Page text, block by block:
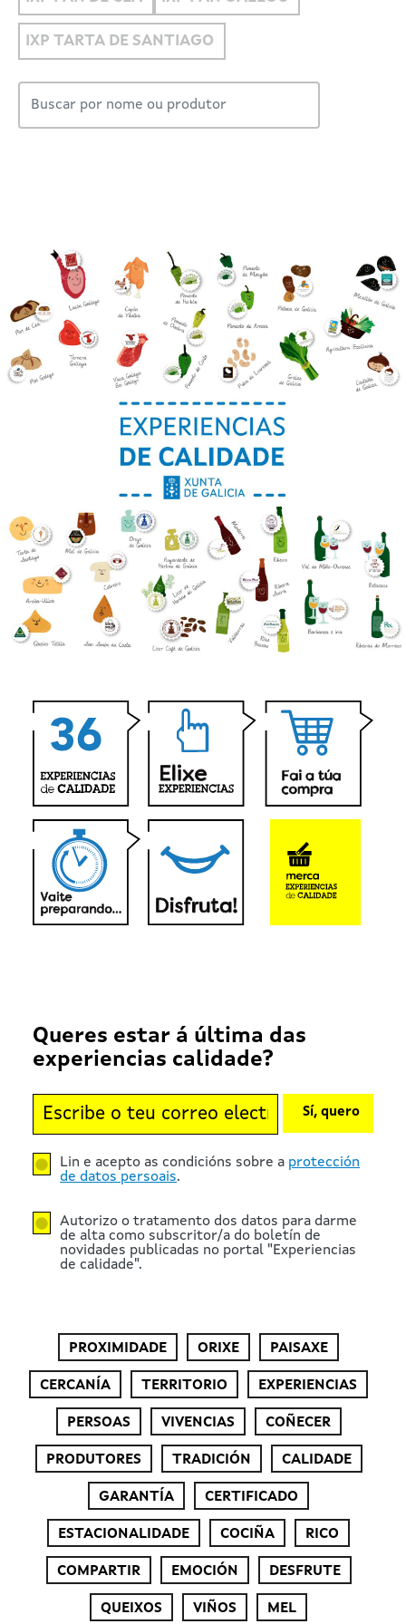
IXP TARTA DE SANTIAGO
Queres estar á última das
experiencias calidade?
Lin e acepto as condicións sobre a protección
de datos persoais.
Autorizo o tratamento dos datos para darme
de alta como subscritor/a do boletín de
novidades publicadas no portal "Experiencias
de calidade".
Sí, quero
PROXIMIDADE ORIXE PAISAXE
CERCANÍA TERRITORIO EXPERIENCIAS
PERSOAS VIVENCIAS COÑECER
PRODUTORES TRADICIÓN CALIDADE
GARANTÍA CERTIFICADO
ESTACIONALIDADE COCIÑA RICO
COMPARTIR EMOCIÓN DESFRUTE
QUEIXOS VIÑOS MEL